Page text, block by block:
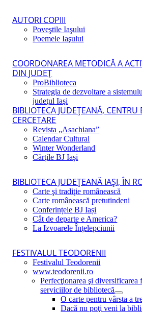
AUTORI COPIII
Poveştile Iaşului
Poemele Iaşului
COORDONAREA METODICĂ A
DIN JUDEŢ
ProBiblioteca
Strategia de dezvoltare a
judeţul Iaşi
BIBLIOTECA JUDEŢEANĂ, CENTRU
CERCETARE
Revista „Asachiana”
Calendar Cultural
Winter Wonderland
Cărţile BJ Iaşi
BIBLIOTECA JUDEŢEANĂ IAŞI, ÎN
Carte şi tradiţie românească
Carte românească pretutindeni
Conferințele BJ Iași
Cât de departe e America?
La Izvoarele Înţelepciunii
FESTIVALUL TEODORENII
Festivalul Teodorenii
www.teodorenii.ro
Perfecţionarea şi diversificarea
serviciilor de bibliotecă
O carte pentru vârsta a
Dacă nu poţi veni la